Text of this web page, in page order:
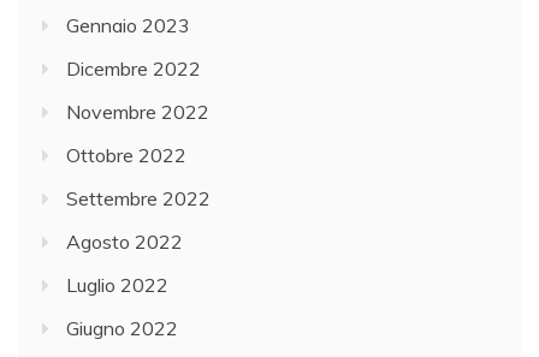
Gennaio 2023
Dicembre 2022
Novembre 2022
Ottobre 2022
Settembre 2022
Agosto 2022
Luglio 2022
Giugno 2022